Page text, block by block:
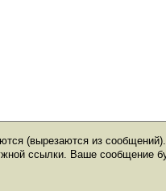
(вырезаются из
ссылки. Ваше сообщение